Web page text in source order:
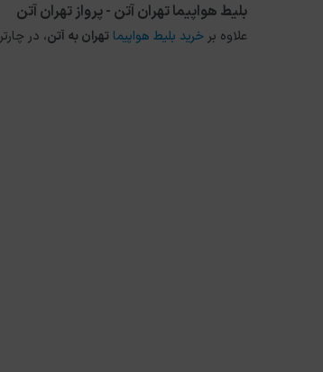
بلیط هواپیما تهران آتن - پرواز تهران آتن
علاوه بر خرید بلیط هواپیما تهرانبه آتن، در چارتر 118 برای مقاصد دیگر داخلی و خارجی نیز می توانید از طریق